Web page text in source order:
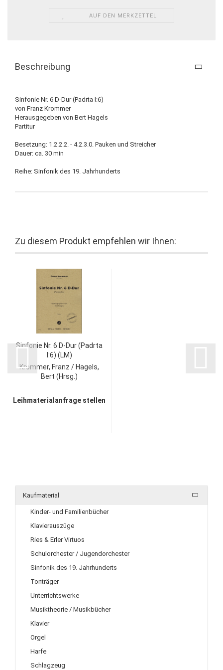
AUF DEN MERKZETTEL
Beschreibung
Sinfonie Nr. 6 D-Dur (Padrta I:6)
von Franz Krommer
Herausgegeben von Bert Hagels
Partitur
Besetzung: 1.2.2.2. - 4.2.3.0. Pauken und Streicher
Dauer: ca. 30 min
Reihe: Sinfonik des 19. Jahrhunderts
Zu diesem Produkt empfehlen wir Ihnen:
Sinfonie Nr. 6 D-Dur (Padrta
I:6) (LM)
Krommer, Franz / Hagels,
Bert (Hrsg.)
Leihmaterialanfrage stellen
Kaufmaterial
Kinder- und Familienbücher
Klavierauszüge
Ries & Erler Virtuos
Schulorchester / Jugendorchester
Sinfonik des 19. Jahrhunderts
Tonträger
Unterrichtswerke
Musiktheorie / Musikbücher
Klavier
Orgel
Harfe
Schlagzeug